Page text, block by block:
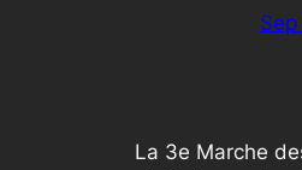
La 3e Marche